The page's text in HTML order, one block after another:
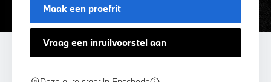
Maak een proefrit
Vraag een inruilvoorstel aan